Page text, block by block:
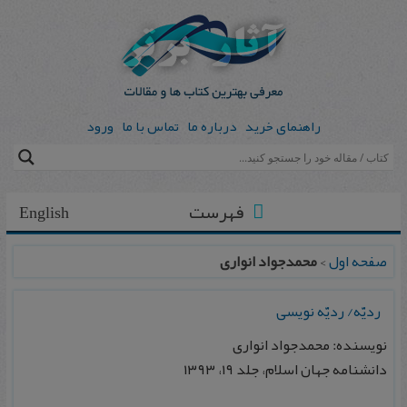
راهنمای خرید درباره ما تماس با ما ورود
English فهرست
صفحه اول>محمدجواد انواری
ردیّه/ ردیّه نویسی
نویسنده: محمدجواد انواری
دانشنامه جهان اسلام، جلد ۱۹، ۱۳۹۳